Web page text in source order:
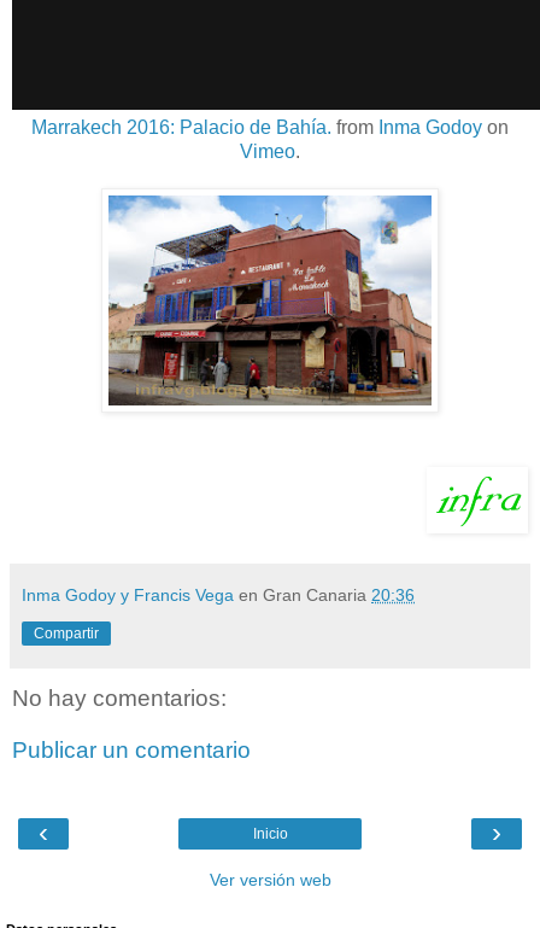
Marrakech 2016: Palacio de Bahía. from Inma Godoy on
Vimeo.
Inma Godoy y Francis Vega en Gran Canaria 20:36
Compartir
No hay comentarios:
Publicar un comentario
‹ ›
Inicio
Ver versión web